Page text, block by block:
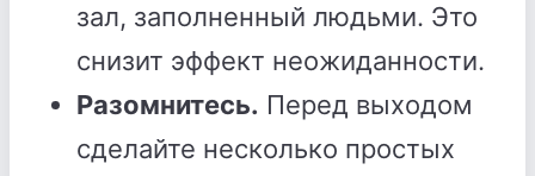
зал, заполненный людьми. Это
снизит эффект неожиданности.
Разомнитесь. Перед выходом
сделайте несколько простых